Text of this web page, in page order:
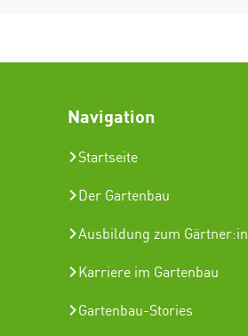
Navigation
Startseite
Der Gartenbau
Ausbildung zum Gärtner:in
Karriere im Gartenbau
Gartenbau-Stories